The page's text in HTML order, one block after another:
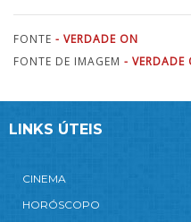
FONTE - VERDADE ON
FONTE DE IMAGEM - VERDADE
LINKS ÚTEIS
CINEMA
HORÓSCOPO